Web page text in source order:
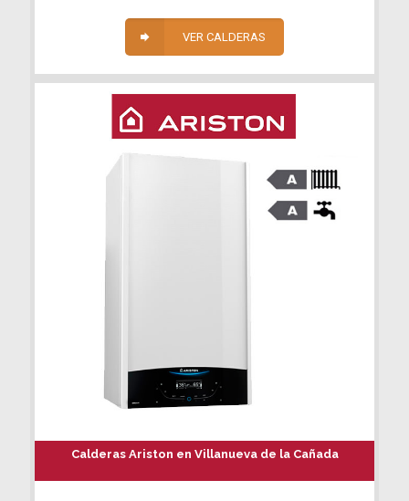
VER CALDERAS
Calderas Ariston en Villanueva de la Cañada